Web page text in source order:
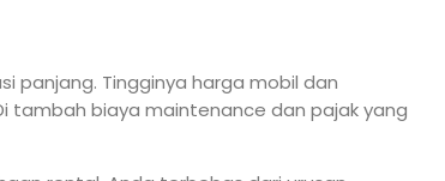
panjang. Tingginya harga mobil dan
tambah biaya maintenance dan pajak yang